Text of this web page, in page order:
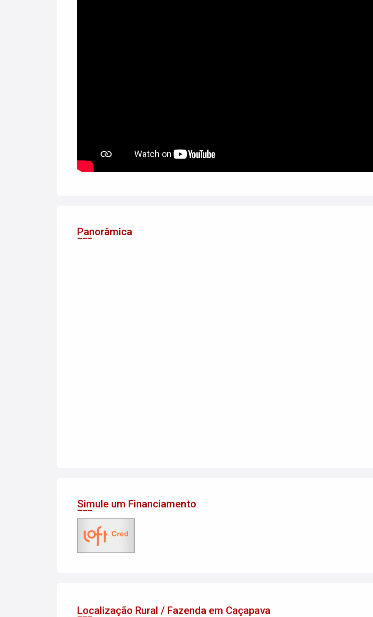
Panorâmica
Simule um Financiamento
Localização Rural / Fazenda em Caçapava